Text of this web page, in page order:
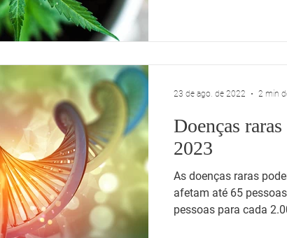
Doenças
2023
As doenças raras
afetam até 65
pessoas para cada
23 de ago. de 2022 2 min